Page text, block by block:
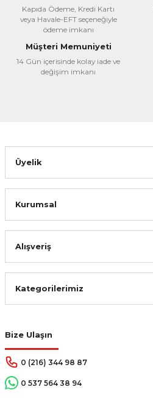
Arapça Dağıtım
Arapça YÖKDİL Hazırlık Seti
%32
1.230,00 TL
836,40 TL
Kapıda Ödeme, Kredi Kartı
veya Havale-EFT seçeneğiyle
ödeme imkanı
Müşteri Memuniyeti
14 Gün içerisinde kolay iade ve
değişim imkanı
Bize Ulaşın
0 (216) 344 98 87
0 537 564 38 94
Üyelik
Kurumsal
Alışveriş
Kategorilerimiz